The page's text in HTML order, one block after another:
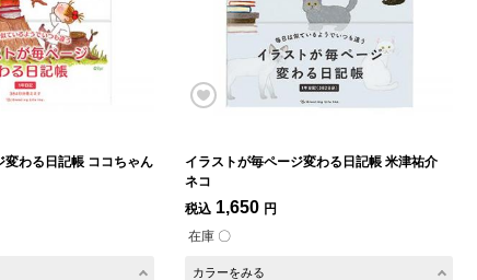
変わる日記帳 ココちゃん
イラストが毎ページ変わる日記帳 米津祐介
ネコ
税込 1,650 円
在庫 〇
カラーをみる